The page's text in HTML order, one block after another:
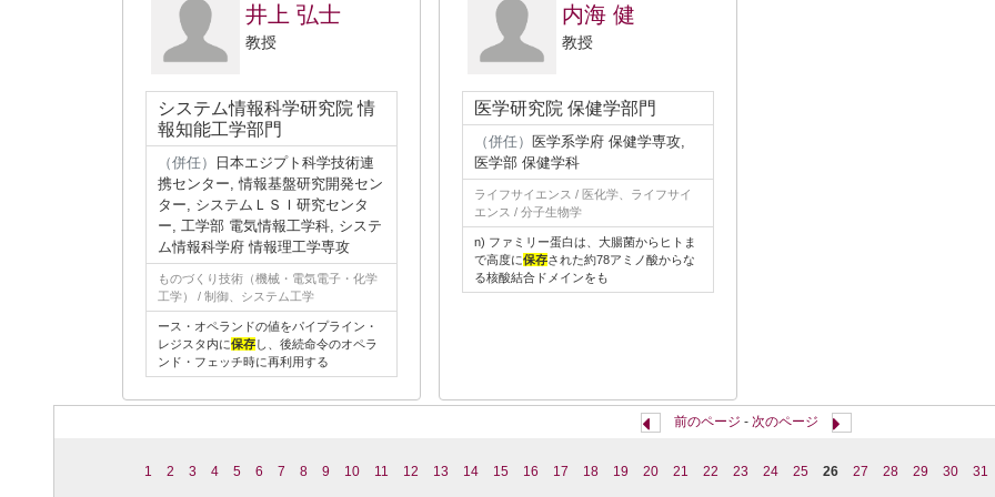
井上 弘士
教授
システム情報科学研究院 情
報知能工学部門
（併任）
日本エジプト科学技術連
携センター, 情報基盤研究開発セン
ター, システムＬＳＩ研究センタ
ー, 工学部 電気情報工学科, システ
ム情報科学府 情報理工学専攻
ものづくり技術（機械・電気電子・化学
工学） / 制御、システム工学
ース・オペランドの値をパイプライン・
レジスタ内に保存し、後続命令のオペラ
ンド・フェッチ時に再利用する
内海 健
教授
医学研究院 保健学部門
（併任） 医学系学府 保健学専攻,
医学部 保健学科
ライフサイエンス / 医化学、ライフサイ
エンス / 分子生物学
n) ファミリー蛋白は、大腸菌からヒトま
で高度に保存された約78アミノ酸からな
る核酸結合ドメインをも
前のページ - 次のページ
1 2 3 4 5 6 7 8 9 10 11 12 13 14 15 16 17 18 19 20 21 22 23 24 25 26 27 28 29 30 31